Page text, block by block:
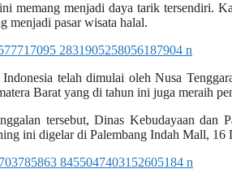
memang menjadi daya tarik tersendiri.
menjadi pasar wisata halal.
telah dimulai oleh Nusa
Barat yang di tahun ini juga meraih
tersebut, Dinas Kebudayaan dan
ini digelar di Palembang Indah Mall, 16